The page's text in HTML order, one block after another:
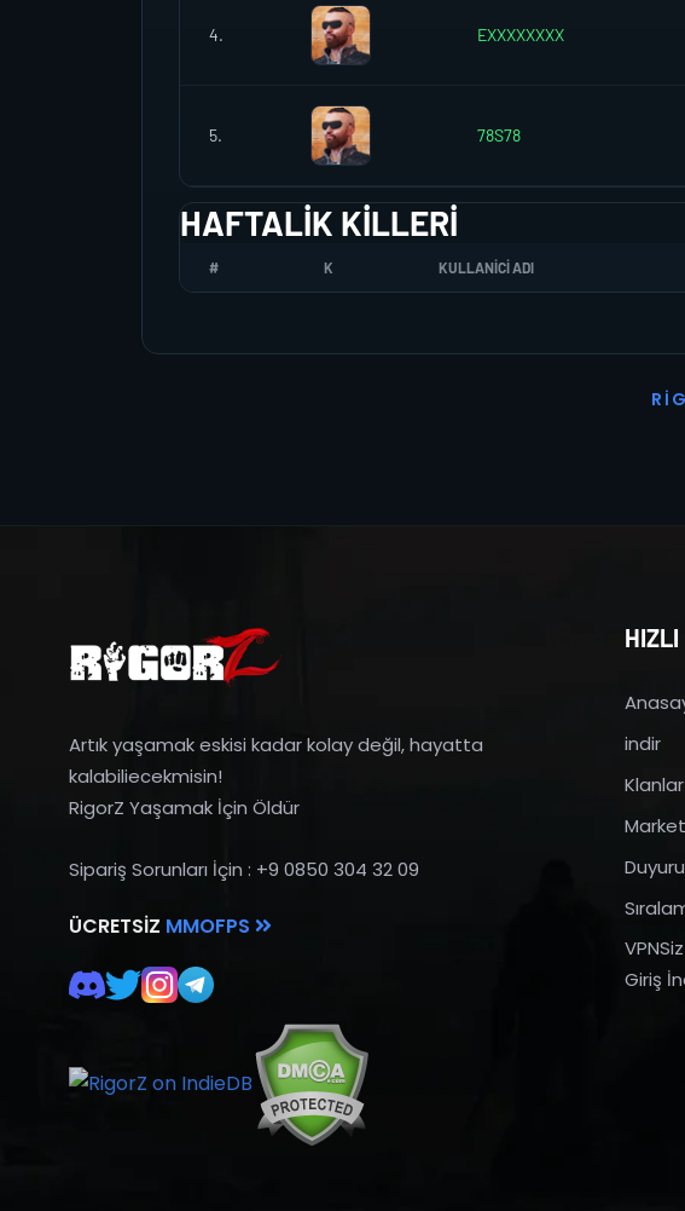
4. EXXXXXXXX
5. 78S78
HAFTALIK KILLERI
# K KULLANICI ADI
R I G
Artık yaşamak eskisi kadar kolay değil, hayatta
kalabiliecekmisin!
RigorZ Yaşamak İçin Öldür
Sipariş Sorunları İçin : +9 0850 304 32 09
ÜCRETSIZ MMOFPS
indir
Klanlar
Market
Giriş